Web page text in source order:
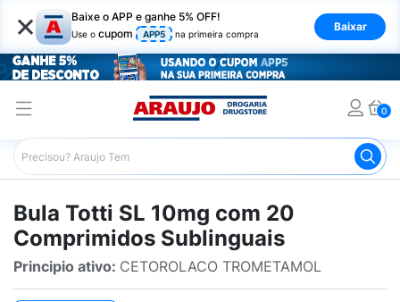
× Baixe o APP e ganhe 5% OFF!
Use o cupom APP5 na primeira compra
Baixar
0
Araujo Bulário Araujo Totti SL 10mg com 20
Bula Totti SL 10mg com 20
Comprimidos Sublinguais
Principio ativo: CETOROLACO TROMETAMOL